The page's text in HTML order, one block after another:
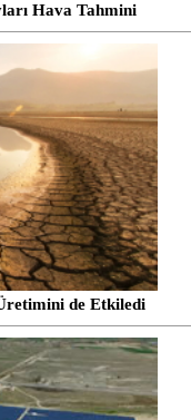
Hava Tahmini
de Etkiledi